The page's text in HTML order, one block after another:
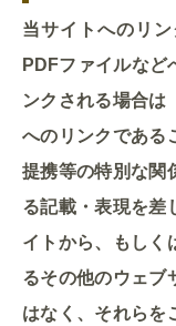
当サイトへのリ
PDFファイルなど
ンクされる場合は
へのリンクである
提携等の特別な関
る記載・表現を差
イトから、もしく
るその他のウェブ
はなく、それらを